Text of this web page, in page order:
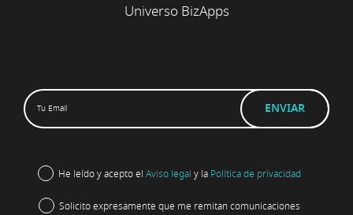
Universo BizApps
He leído y acepto el Aviso legal y la Política de privacidad
Solicito expresamente que me remitan comunicaciones